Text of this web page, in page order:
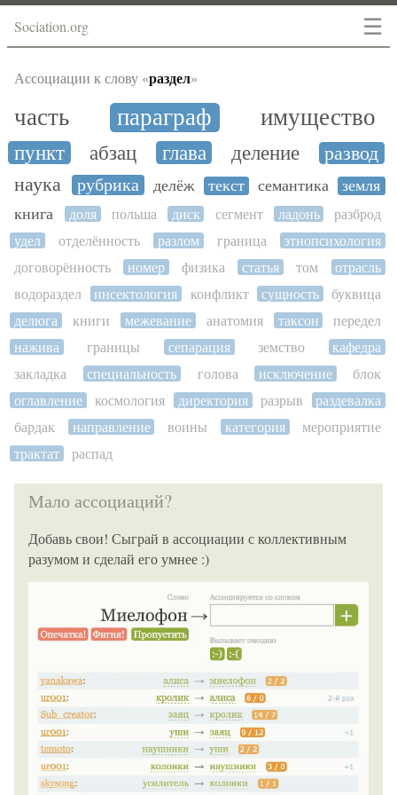
☰
Sociation.org
Ассоциации к слову «раздел»
часть параграф имущество
пункт абзац глава деление
развод
наука
рубрика делёж текст семантика
земля
книга
доля польша диск сегмент ладонь
разброд
удел
отделённость разлом граница
этнопсихология
договорённость
номер физика статья том
отрасль
водораздел
инсектология конфликт сущность
буквица
делюга
книги межевание анатомия таксон
передел
нажива
границы сепарация земство
кафедра
закладка
специальность голова исключение
блок
оглавление
космология директория разрыв
раздевалка
бардак
направление воины категория
мероприятие
трактат
распад
Мало ассоциаций?
Добавь свои! Сыграй в ассоциации с коллективным
разумом и сделай его умнее :)